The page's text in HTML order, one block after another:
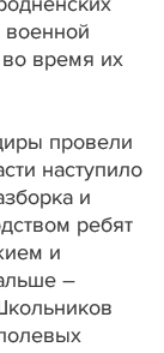
во время их
провели
наступило
и
ребят
и
–